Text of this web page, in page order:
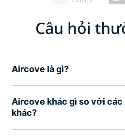
Câu hỏi
Aircove là gì?
Aircove khác gì so với các
khác?